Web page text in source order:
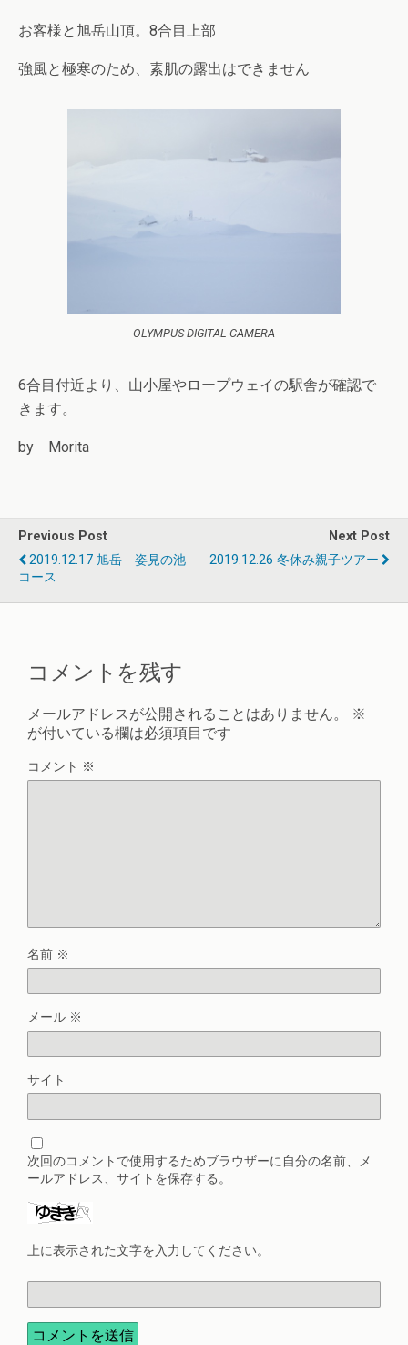
お客様と旭岳山頂。8合目上部
強風と極寒のため、素肌の露出はできません
OLYMPUS DIGITAL CAMERA
6合目付近より、山小屋やロープウェイの駅舎が確認で
きます。
by Morita
Previous Post
2019.12.17 旭岳 姿見の池
コース
Next Post
2019.12.26 冬休み親子ツアー
コメントを残す
メールアドレスが公開されることはありません。
※
が付いている欄は必須項目です
コメント ※
名前 ※
メール ※
サイト
次回のコメントで使用するためブラウザーに自分の名前、メ
ールアドレス、サイトを保存する。
上に表示された文字を入力してください。